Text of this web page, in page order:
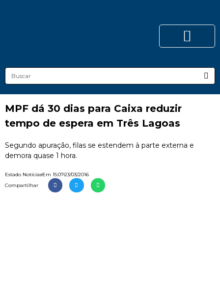
MPF dá 30 dias para Caixa reduzir
tempo de espera em Três Lagoas
Segundo apuração, filas se estendem à parte externa e
demora quase 1 hora.
Estado NotíciasEm 15:0723/03/2016
Compartilhar